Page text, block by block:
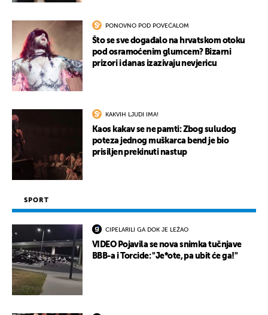
PONOVNO POD POVEĆALOM
Što se sve događalo na hrvatskom otoku
pod osramoćenim glumcem? Bizarni
prizori i danas izazivaju nevjericu
KAKVIH LJUDI IMA!
Kaos kakav se ne pamti: Zbog suludog
poteza jednog muškarca bend je bio
prisiljen prekinuti nastup
SPORT
CIPELARILI GA DOK JE LEŽAO
VIDEO Pojavila se nova snimka tučnjave
BBB-a i Torcide: "Je*ote, pa ubit će ga!"